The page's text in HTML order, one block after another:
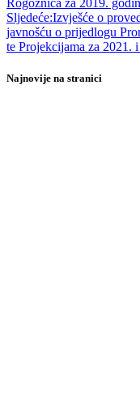
Sljedeće:Izvješće o
javnošću o prijedlogu
te Projekcijama za 2021.
Najnovije na stranici